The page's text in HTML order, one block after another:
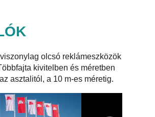
olcsó reklámeszközök
kivitelben és méretben
asztalitól, a 10 m-es méretig.